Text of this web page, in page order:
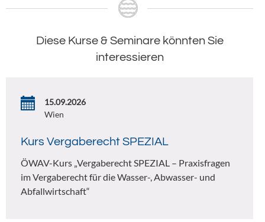
Diese Kurse & Seminare könnten Sie
interessieren
15.09.2026
Wien
Kurs Vergaberecht SPEZIAL
ÖWAV-Kurs „Vergaberecht SPEZIAL – Praxisfragen
im Vergaberecht für die Wasser-, Abwasser- und
Abfallwirtschaft“